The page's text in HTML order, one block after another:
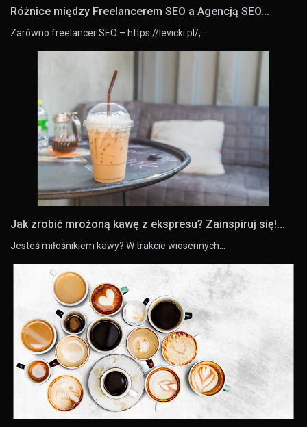
Różnice między Freelancerem SEO a Agencją SEO...
Zarówno freelancer SEO – https://levicki.pl/,…
Jak zrobić mrożoną kawę z ekspresu? Zainspiruj się!...
Jesteś miłośnikiem kawy? W trakcie wiosennych…